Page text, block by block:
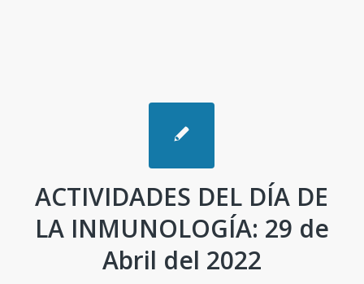
ACTIVIDADES DEL DÍA DE
LA INMUNOLOGÍA: 29 de
Abril del 2022